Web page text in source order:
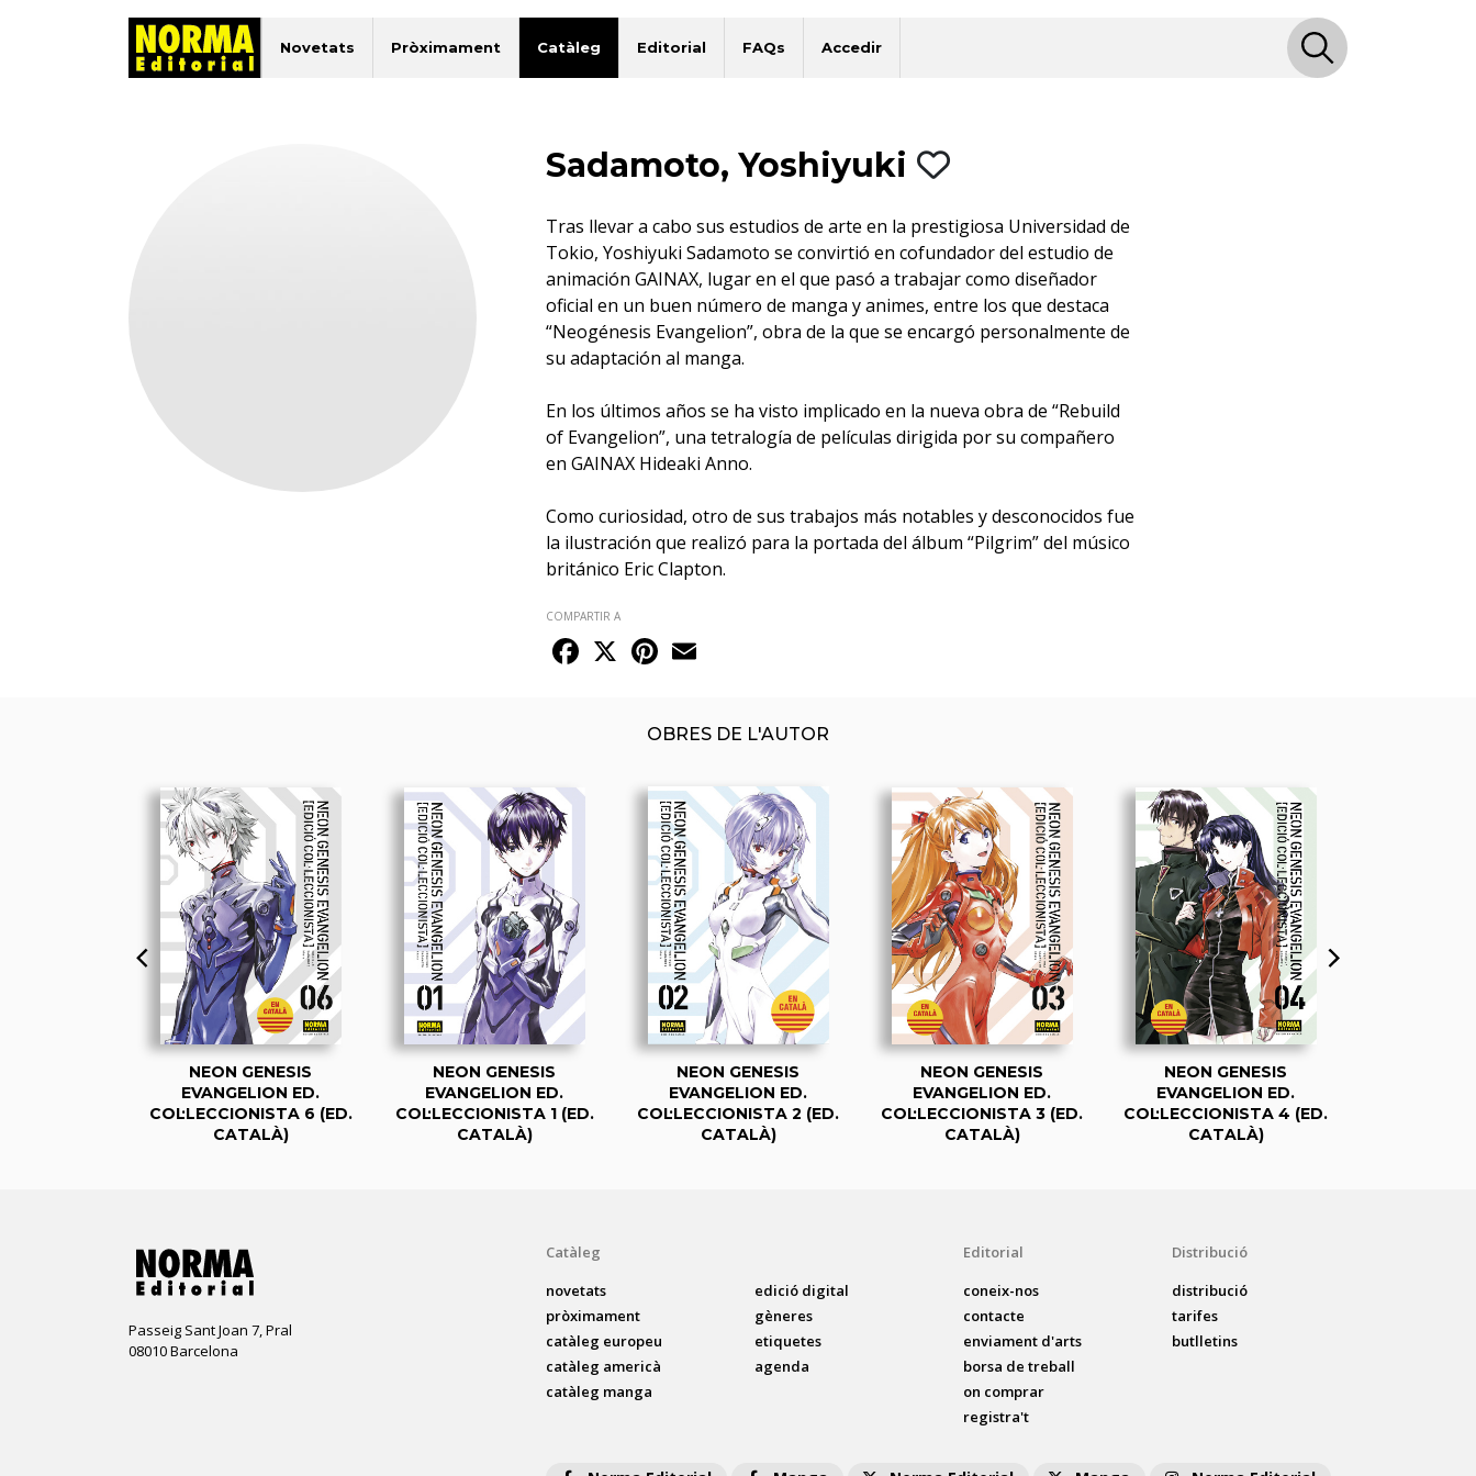
Novetats Pròximament Catàleg Editorial FAQs Accedir
Sadamoto, Yoshiyuki
Tras llevar a cabo sus estudios de arte en la prestigiosa Universidad de
Tokio, Yoshiyuki Sadamoto se convirtió en cofundador del estudio de
animación GAINAX, lugar en el que pasó a trabajar como diseñador
oficial en un buen número de manga y animes, entre los que destaca
“Neogénesis Evangelion”, obra de la que se encargó personalmente de
su adaptación al manga.
En los últimos años se ha visto implicado en la nueva obra de “Rebuild
of Evangelion”, una tetralogía de películas dirigida por su compañero
en GAINAX Hideaki Anno.
Como curiosidad, otro de sus trabajos más notables y desconocidos fue
la ilustración que realizó para la portada del álbum “Pilgrim” del músico
británico Eric Clapton.
COMPARTIR A
Facebook
X Pinterest
OBRES DE L'AUTOR
NEON GENESIS
EVANGELION ED.
COL·LECCIONISTA 6 (ED.
CATALÀ)
NEON GENESIS
EVANGELION ED.
COL·LECCIONISTA 1 (ED.
CATALÀ)
NEON GENESIS
EVANGELION ED.
COL·LECCIONISTA 2 (ED.
CATALÀ)
NEON GENESIS
EVANGELION ED.
COL·LECCIONISTA 3 (ED.
CATALÀ)
NEON GENESIS
EVANGELION ED.
COL·LECCIONISTA 4 (ED.
CATALÀ)
Passeig Sant Joan 7, Pral
08010 Barcelona
Catàleg
novetats
pròximament
catàleg europeu
catàleg americà
catàleg manga
edició digital
gèneres
etiquetes
agenda
Editorial
coneix-nos
contacte
enviament d'arts
borsa de treball
on comprar
registra't
Distribució
distribució
tarifes
butlletins